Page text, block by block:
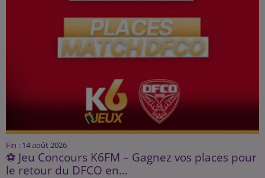
Fin : 14 août 2026
⚽ Jeu Concours K6FM – Gagnez vos places pour
le retour du DFCO en...